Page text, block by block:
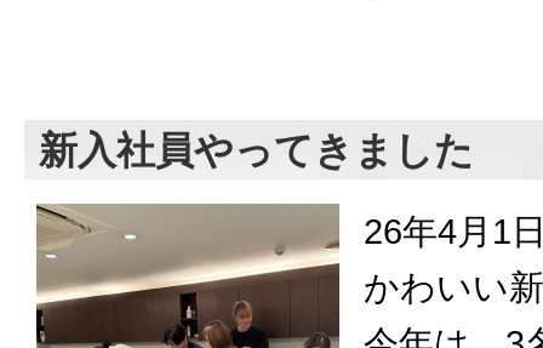
新入社員やってきました
26年4月1
かわいい